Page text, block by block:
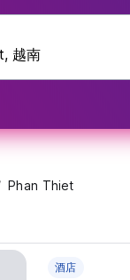
Phan Thiet
酒店